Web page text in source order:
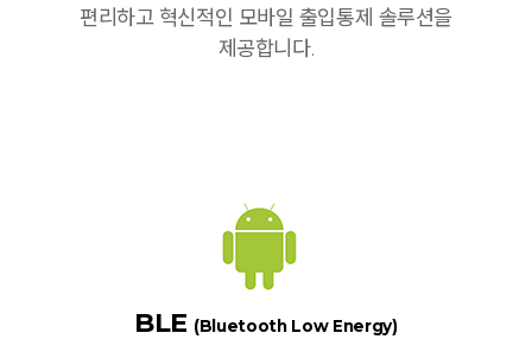
편리하고 혁신적인 모바일 출입통제 솔루션을
제공합니다.
BLE (Bluetooth Low Energy)